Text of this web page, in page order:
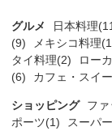
グルメ 日本料理
(9)
メキシコ料理
タイ料理(2)
ロー
(6)
カフェ・スイ
ショッピング フ
ポーツ(1)
スーパ